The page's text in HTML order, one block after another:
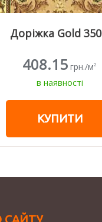
Доріжка Gold 350
408.15 грн./м2
в наявності
КУПИТИ